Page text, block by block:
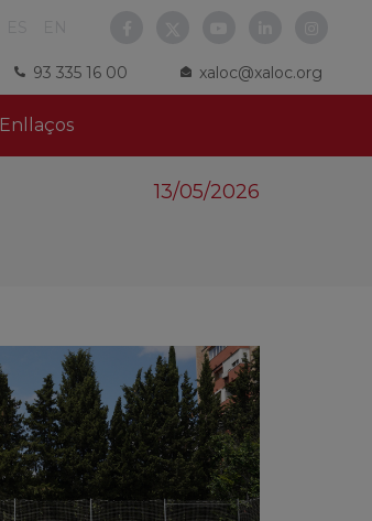
93 335 16 00 xaloc@xaloc.org
Enllaços
13/05/2026